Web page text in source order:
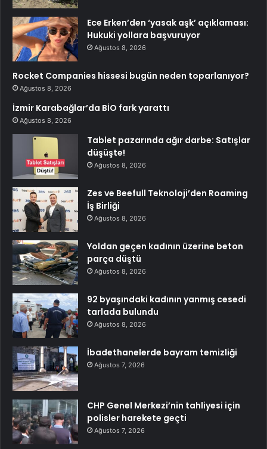
Ece Erken’den ‘yasak aşk’ açıklaması:
Hukuki yollara başvuruyor
Ağustos 8, 2026
Rocket Companies hissesi bugün neden toparlanıyor?
Ağustos 8, 2026
İzmir Karabağlar’da BİO fark yarattı
Ağustos 8, 2026
Tablet pazarında ağır darbe: Satışlar
düşüşte!
Ağustos 8, 2026
Zes ve Beefull Teknoloji’den Roaming
İş Birliği
Ağustos 8, 2026
Yoldan geçen kadının üzerine beton
parça düştü
Ağustos 8, 2026
92 byaşındaki kadının yanmış cesedi
tarlada bulundu
Ağustos 8, 2026
İbadethanelerde bayram temizliği
Ağustos 7, 2026
CHP Genel Merkezi’nin tahliyesi için
polisler harekete geçti
Ağustos 7, 2026